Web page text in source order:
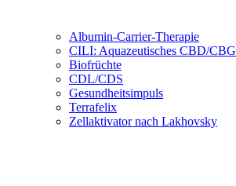
Albumin-Carrier-Therapie
CILI: Aquazeutisches CBD/CBG
Biofrüchte
CDL/CDS
Gesundheitsimpuls
Terrafelix
Zellaktivator nach Lakhovsky